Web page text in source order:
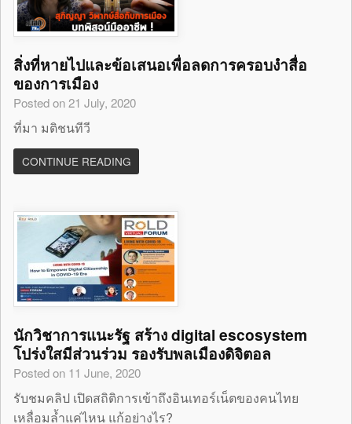
สิ่งที่หายไปและข้อเสนอเพื่อลดการครอบงำสื่อ
ของการเมือง
Posted on 21 July, 2020
ที่มา มติชนทีวี
CONTINUE READING
นักวิชาการแนะรัฐ สร้าง digital escosystem
โปร่งใสมีส่วนร่วม รองรับพลเมืองดิจิตอล
Posted on 11 June, 2020
รับชมคลิป เปิดสถิติการเข้าถึงอินเทอร์เน็ตของคนไทย
เหลื่อมล้ำแค่ไหน แก้อย่างไร?